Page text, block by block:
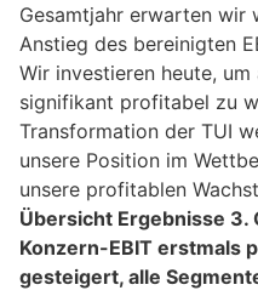
Gesamtjahr erwarten wir
Anstieg des bereinigten
Wir investieren heute,
signifikant profitabel zu
Transformation der TUI
unsere Position im
unsere profitablen
Übersicht Ergebnisse
Konzern-EBIT erstmals
gesteigert, alle